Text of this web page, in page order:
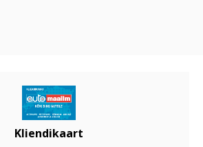
Kliendikaart